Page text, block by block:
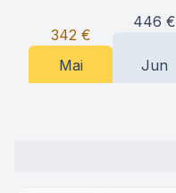
342€
Mai
446 €
Jun